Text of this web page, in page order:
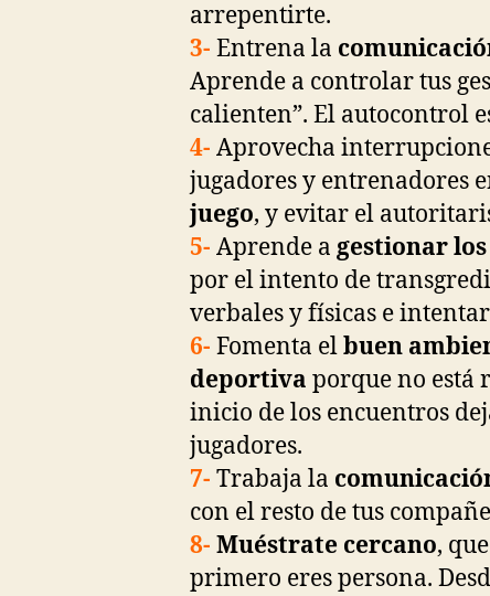
arrepentirte.
3- Entrena la
Aprende a controlar tus
calienten”. El autocontrol
4- Aprovecha
jugadores y entrenadores
juego, y evitar el
5- Aprende a gestionar
por el intento de
verbales y físicas e
6- Fomenta elbuen
deportiva porque no está
inicio de los encuentros
jugadores.
7- Trabaja la
con el resto de tus
8- Muéstrate cercano,
primero eres persona.